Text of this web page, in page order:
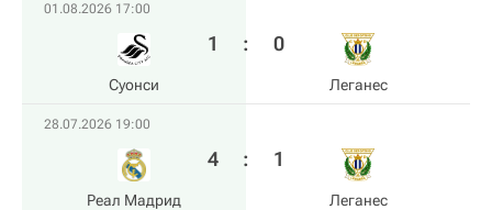
01.08.2026 17:00
Суонси
1 : 0
Леганес
28.07.2026 19:00
Реал Мадрид
4 : 1
Леганес